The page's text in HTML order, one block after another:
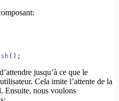
();
jusqu’à ce que le
Cela imite l’attente de la
Ensuite, nous voulons